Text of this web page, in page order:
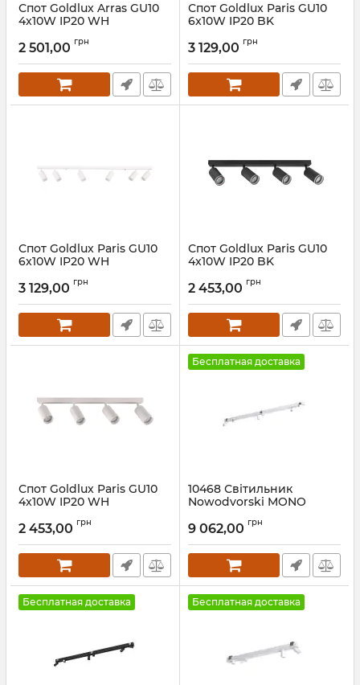
Спот Goldlux Arras GU10
4x10W IP20 WH
2 501,00 грн
Спот Goldlux Paris GU10
6x10W IP20 BK
3 129,00 грн
Спот Goldlux Paris GU10
6x10W IP20 WH
3 129,00 грн
Спот Goldlux Paris GU10
4x10W IP20 BK
2 453,00 грн
Спот Goldlux Paris GU10
4x10W IP20 WH
2 453,00 грн
Бесплатная доставка
10468 Світильник
Nowodvorski MONO
Артикул:10468
9 062,00 грн
Бесплатная доставка Бесплатная доставка